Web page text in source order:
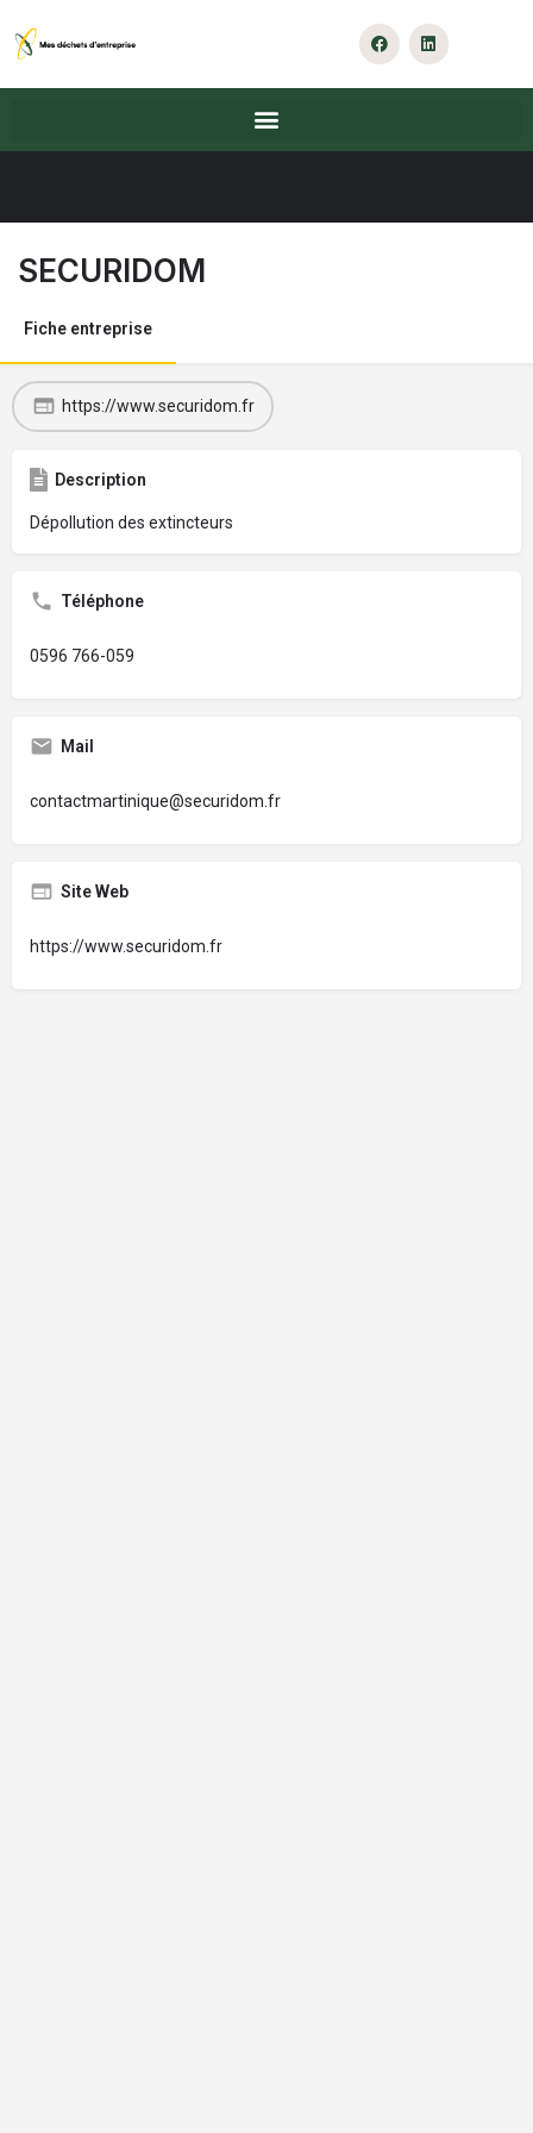
SECURIDOM
Fiche entreprise
https://www.securidom.fr
Description
Dépollution des extincteurs
Téléphone
0596 766-059
Mail
contactmartinique@securidom.fr
Site Web
https://www.securidom.fr